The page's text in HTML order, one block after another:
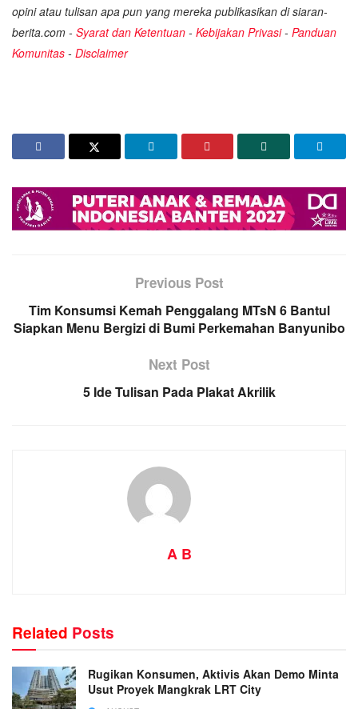
opini atau tulisan apa pun yang mereka publikasikan di siaran-
berita.com - Syarat dan Ketentuan - Kebijakan Privasi- Panduan
Komunitas - Disclaimer
Previous Post
Tim Konsumsi Kemah Penggalang MTsN 6 Bantul
Siapkan Menu Bergizi di Bumi Perkemahan Banyunibo
Next Post
5 Ide Tulisan Pada Plakat Akrilik
A B
Related Posts
Rugikan Konsumen, Aktivis Akan Demo Minta
Usut Proyek Mangkrak LRT City